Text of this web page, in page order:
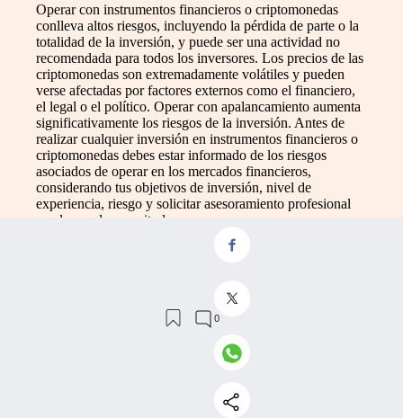
Operar con instrumentos financieros o criptomonedas
conlleva altos riesgos, incluyendo la pérdida de parte o la
totalidad de la inversión, y puede ser una actividad no
recomendada para todos los inversores. Los precios de las
criptomonedas son extremadamente volátiles y pueden
verse afectadas por factores externos como el financiero,
el legal o el político. Operar con apalancamiento aumenta
significativamente los riesgos de la inversión. Antes de
realizar cualquier inversión en instrumentos financieros o
criptomonedas debes estar informado de los riesgos
asociados de operar en los mercados financieros,
considerando tus objetivos de inversión, nivel de
experiencia, riesgo y solicitar asesoramiento profesional
en el caso de necesitarlo.
Recuerda que los datos publicados en Invertia no son
necesariamente precisos ni emitidos en tiempo real. Los
pueden diferir del precio real de los mercados, por lo que
no son apropiados para tomar decisión de inversión
basados en ellos. Invertia no se responsabilizará en ningún
caso de las pérdidas o daños provocadas por la actividad
inversora que relices basándote en datos de este portal.
modificar, transmitir o distribuir los datos mostrados en
Invertia sin permiso explícito por parte de Invertia o del